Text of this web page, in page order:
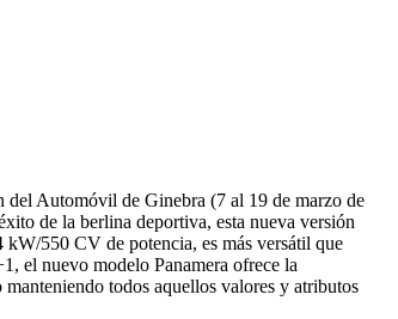
del Automóvil de Ginebra (7 al 19 de marzo de
de la berlina deportiva, esta nueva versión
550 CV de potencia, es más versátil que
el nuevo modelo Panamera ofrece la
todos aquellos valores y atributos